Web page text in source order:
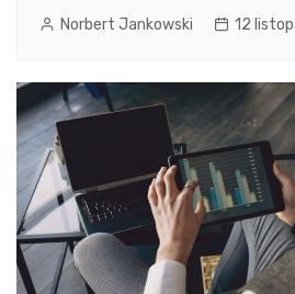
Norbert Jankowski 12